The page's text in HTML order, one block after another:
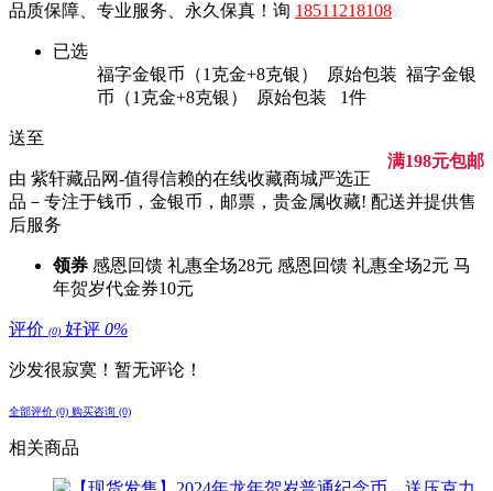
品质保障、专业服务、永久保真！询 18511218108
已选
福字金银币（1克金+8克银） 原始包装 福字金银
币（1克金+8克银） 原始包装
1件
送至
满198元包邮
由 紫轩藏品网-值得信赖的在线收藏商城严选正
品－专注于钱币，金银币，邮票，贵金属收藏! 配送并提供售
后服务
领券 感恩回馈 礼惠全场28元 感恩回馈 礼惠全场2元 马
年贺岁代金券10元
评价 (0) 好评 0%
沙发很寂寞！暂无评论！
全部评价 (0) 购买咨询 (0)
相关商品